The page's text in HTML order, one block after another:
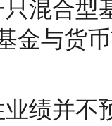
金与货